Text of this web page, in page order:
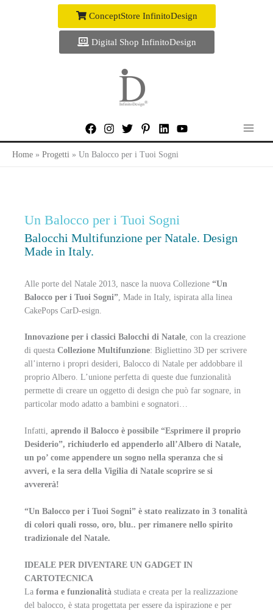
ConceptStore InfinitoDesign
Digital Shop InfinitoDesign
Home Progetti Un Balocco per i Tuoi Sogni
Un Balocco per i Tuoi Sogni
Balocchi Multifunzione per Natale. Design
Made in Italy.
Alle porte del Natale 2013, nasce la nuova Collezione “Un
Balocco per i Tuoi Sogni” , Made in Italy, ispirata alla linea
CakePops CarD-esign.
Innovazione per i classici Balocchi di Natale, con la creazione
di questa Collezione Multifunzione: Bigliettino 3D per scrivere
all’interno i propri desideri, Balocco di Natale per addobbare il
proprio Albero. L’unione perfetta di queste due funzionalità
permette di creare un oggetto di design che può far sognare, in
particolar modo adatto a bambini e sognatori…
Infatti, aprendo il Balocco è possibile “Esprimere il proprio
Desiderio”, richiuderlo ed appenderlo all’Albero di Natale,
un po’ come appendere un sogno nella speranza che si
avveri, e la sera della Vigilia di Natale scoprire se si
avvererà!
“Un Balocco per i Tuoi Sogni” è stato realizzato in 3 tonalità
di colori quali rosso, oro, blu.. per rimanere nello spirito
tradizionale del Natale.
IDEALE PER DIVENTARE UN GADGET IN
CARTOTECNICA
La forma e funzionalità studiata e creata per la realizzazione
del balocco, è stata progettata per essere da ispirazione e per